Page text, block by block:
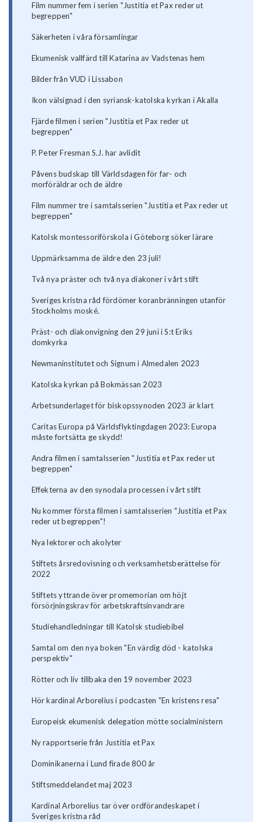
Film nummer fem i serien "Justitia et Pax reder ut
begreppen"
Säkerheten i våra församlingar
Ekumenisk vallfärd till Katarina av Vadstenas hem
Bilder från VUD i Lissabon
Ikon välsignad i den syriansk-katolska kyrkan i Akalla
Fjärde filmen i serien "Justitia et Pax reder ut
begreppen"
P. Peter Fresman S.J. har avlidit
Påvens budskap till Världsdagen för far- och
morföräldrar och de äldre
Film nummer tre i samtalsserien "Justitia et Pax reder ut
begreppen"
Katolsk montessoriförskola i Göteborg söker lärare
Uppmärksamma de äldre den 23 juli!
Två nya präster och två nya diakoner i vårt stift
Sveriges kristna råd fördömer koranbränningen utanför
Stockholms moské.
Präst- och diakonvigning den 29 juni i S:t Eriks
domkyrka
Newmaninstitutet och Signum i Almedalen 2023
Katolska kyrkan på Bokmässan 2023
Arbetsunderlaget för biskopssynoden 2023 är klart
Caritas Europa på Världsflyktingdagen 2023: Europa
måste fortsätta ge skydd!
Andra filmen i samtalsserien "Justitia et Pax reder ut
begreppen"
Effekterna av den synodala processen i vårt stift
Nu kommer första filmen i samtalsserien "Justitia et Pax
reder ut begreppen"!
Nya lektorer och akolyter
Stiftets årsredovisning och verksamhetsberättelse för
2022
Stiftets yttrande över promemorian om höjt
försörjningskrav för arbetskraftsinvandrare
Studiehandledningar till Katolsk studiebibel
Samtal om den nya boken "En värdig död - katolska
perspektiv"
Rötter och liv tillbaka den 19 november 2023
Hör kardinal Arborelius i podcasten "En kristens resa"
Europeisk ekumenisk delegation mötte socialministern
Ny rapportserie från Justitia et Pax
Dominikanerna i Lund firade 800 år
Stiftsmeddelandet maj 2023
Kardinal Arborelius tar över ordförandeskapet i
Sveriges kristna råd